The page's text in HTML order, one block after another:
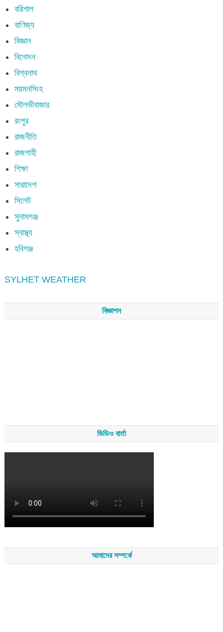
বরিশাল
বাণিজ্য
বিজ্ঞান
বিনোদন
বিশ্বনাথ
ময়মনসিংহ
মৌলভীবাজার
রংপুর
রাজনীতি
রাজশাহী
শিক্ষা
সারাদেশ
সিলেট
সুনামগঞ্জ
স্বাস্থ্য
হবিগঞ্জ
SYLHET WEATHER
বিজ্ঞাপন
ভিডিও বার্তা
আমাদের সম্পর্কে